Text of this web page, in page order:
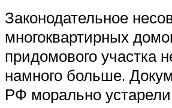
Законодательное
многоквартирных
придомового участка
намного больше.
РФ морально